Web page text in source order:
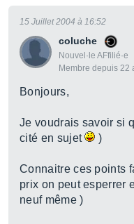
coluche
Nouvel·le AFfilié·e
Membre depuis 22
15 Juillet 2004 à 16:52
Bonjours,
Je voudrais savoir si
cité en sujet
)
Connaitre ces points
prix on peut esperrer
neuf même )